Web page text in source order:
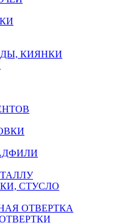
КИЯНКИ
СТУСЛО
ОТВЕРТКА